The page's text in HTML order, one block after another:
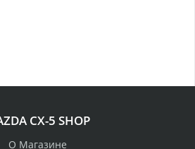
CX-5 SHOP
О Магазине